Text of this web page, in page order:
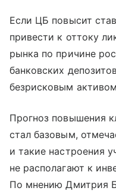
Если ЦБ повысит
привести к оттоку
рынка по причине
банковских
безрисковым
Прогноз повышения
стал базовым,
и такие настроения
не располагают к
По мнению Дмитрия